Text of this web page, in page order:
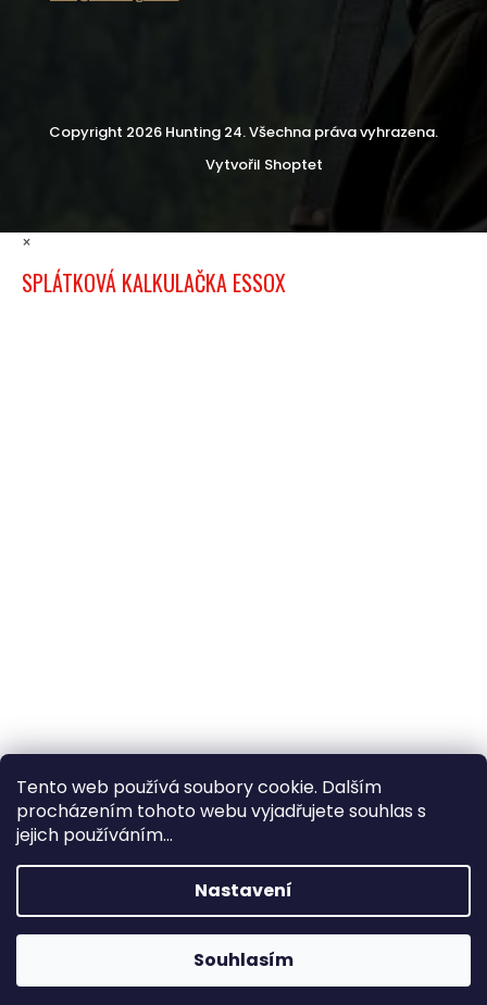
Tento web používá soubory cookie. Dalším
procházením tohoto webu vyjadřujete souhlas s
jejich používáním...
Nastavení
Souhlasím
Vytvořil Shoptet
Copyright 2026 Hunting 24. Všechna práva vyhrazena.
×
SPLÁTKOVÁ KALKULAČKA ESSOX
×
Hledáte nejvýhodnější cenu? Získáte jí
pomocíregistrace
1% SLEVA NA PRVNÍ NÁKUP - POMOCÍ SLEVOVÉHO